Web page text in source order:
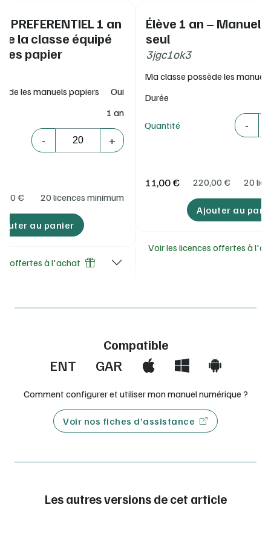
PREFERENTIEL 1 an
la classe équipé
papier
les manuels papiers
Oui
1 an
-
Quantité
+
€ 20 licences minimum
au panier
offertes à l'achat
Élève 1 an – Manuel
seul
3jgc1ok3
Ma classe possède les
Durée
Quantité -
Quantité
11,00 € 220,00 € 20
Ajouter au
Voir les licences offertes à
Compatible
ENT GAR
Comment configurer et utiliser mon manuel numérique ?
Voir nos fiches d’assistance
Les autres versions de cet article